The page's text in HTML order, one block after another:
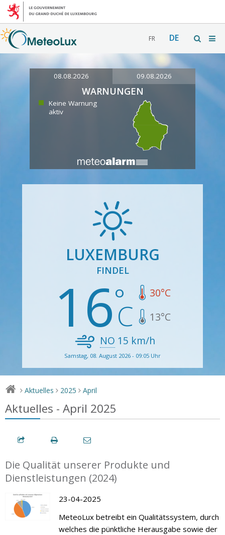
FR DE
08.08.2026 09.08.2026
WARNUNGEN
Keine Warnung
aktiv
LUXEMBURG
FINDEL
16 30°C
13°C
NO 15 km/h
Samstag, 08. August 2026 - 09:05 Uhr
> Aktuelles > 2025 > April
Aktuelles - April 2025
Die Qualität unserer Produkte und
Dienstleistungen (2024)
23-04-2025
MeteoLux betreibt ein Qualitätssystem, durch
welches die pünktliche Herausgabe sowie der